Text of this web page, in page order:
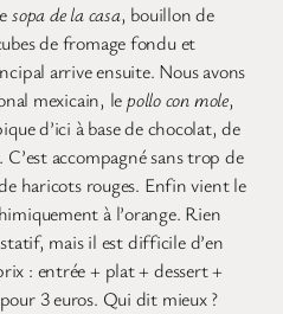
sopa de la casa, bouillon de
de fromage fondu et
arrive ensuite. Nous avons
mexicain, lepollo con mole,
d’ici à base de chocolat, de
accompagné sans trop de
haricots rouges. Enfin vient le
à l’orange. Rien
mais il est difficile d’en
: entrée + plat + dessert +
3 euros. Qui dit mieux ?